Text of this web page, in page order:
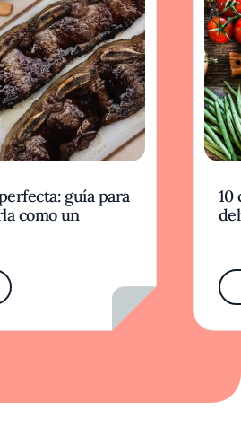
guía para
como un
10